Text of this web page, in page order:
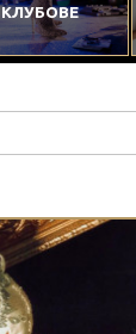
КЛУБОВЕ